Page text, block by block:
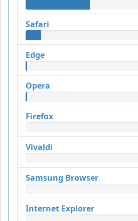
Safari
Edge
Opera
Firefox
Vivaldi
Samsung Browser
Internet Explorer